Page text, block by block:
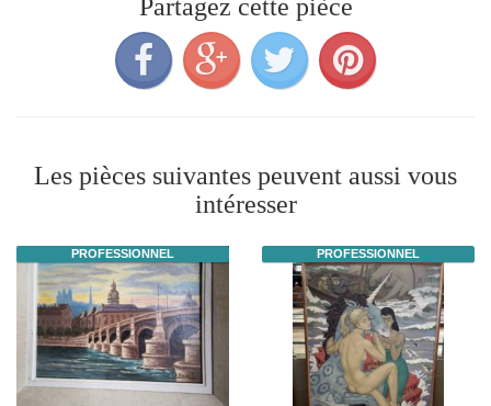
Partagez cette pièce
Les pièces suivantes peuvent aussi vous
intéresser
PROFESSIONNEL PROFESSIONNEL